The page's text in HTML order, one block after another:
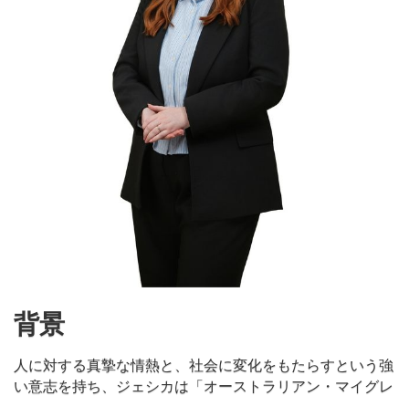
背景
人に対する真摯な情熱と、社会に変化をもたらすという強
い意志を持ち、ジェシカは「オーストラリアン・マイグレ